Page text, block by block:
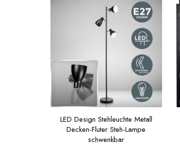
LED Design Stehleuchte Metall
Decken-Fluter Steh-Lampe
schwenkbar